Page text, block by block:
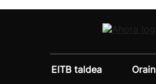
EITB taldea
Orain